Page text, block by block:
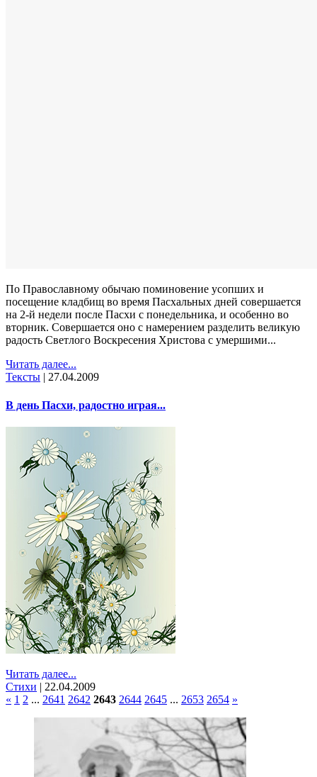
По Православному обычаю поминовение усопших и
посещение кладбищ во время Пасхальных дней совершается
на 2-й недели после Пасхи с понедельника, и особенно во
вторник. Совершается оно с намерением разделить великую
радость Светлого Воскресения Христова с умершими...
Читать далее...
Тексты | 27.04.2009
В день Пасхи, радостно играя...
Читать далее...
Стихи | 22.04.2009
« 1 2 ... 2641 2642 2643 2644 2645 ... 2653 2654 »